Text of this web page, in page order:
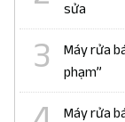
sửa
Máy rửa
phạm”
Máy rửa